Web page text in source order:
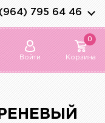
795 64 46
Войти
0
Корзина